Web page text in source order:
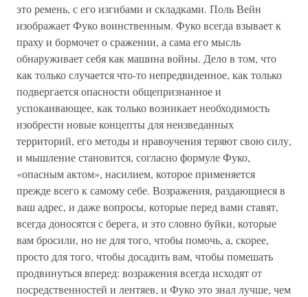
это ремень, с его изгибами и складками. Поль Вейн
изображает Фуко воинственным. Фуко всегда взывает к
праху и бормочет о сражении, а сама его мысль
обнаруживает себя как машина войны. Дело в том, что
как только случается что-то непредвиденное, как только
подвергается опасности общепризнанное и
успокаивающее, как только возникает необходимость
изобрести новые концепты для неизведанных
территорий, его методы и нравоучения теряют свою силу,
и мышление становится, согласно формуле Фуко,
«опасным актом», насилием, которое применяется
прежде всего к самому себе. Возражения, раздающиеся в
ваш адрес, и даже вопросы, которые перед вами ставят,
всегда доносятся с берега, и это словно буйки, которые
вам бросили, но не для того, чтобы помочь, а, скорее,
просто для того, чтобы досадить вам, чтобы помешать
продвинуться вперед: возражения всегда исходят от
посредственностей и лентяев, и Фуко это знал лучше, чем